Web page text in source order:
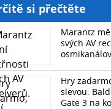
si přečtěte
Marantz
svých AV
Hry
slevou:
Gate 3 na